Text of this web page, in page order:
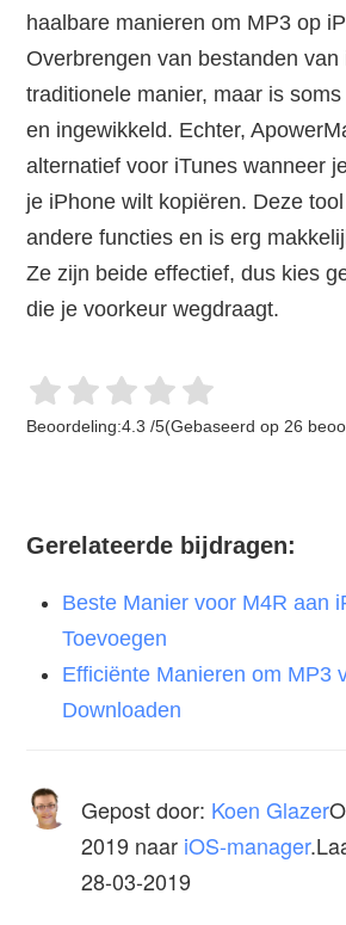
haalbare manieren om MP3 op
Overbrengen van bestanden van
traditionele manier, maar is
en ingewikkeld. Echter,
alternatief voor iTunes wanneer
je iPhone wilt kopiëren. Deze
andere functies en is erg
Ze zijn beide effectief, dus kies
die je voorkeur wegdraagt.
Beoordeling:4.3 /5(Gebaseerd op 26
Gerelateerde bijdragen:
Beste Manier voor M4R aan
Toevoegen
Efficiënte Manieren om MP3
Downloaden
Gepost door: Koen Glazer
2019 naar iOS-manager
28-03-2019